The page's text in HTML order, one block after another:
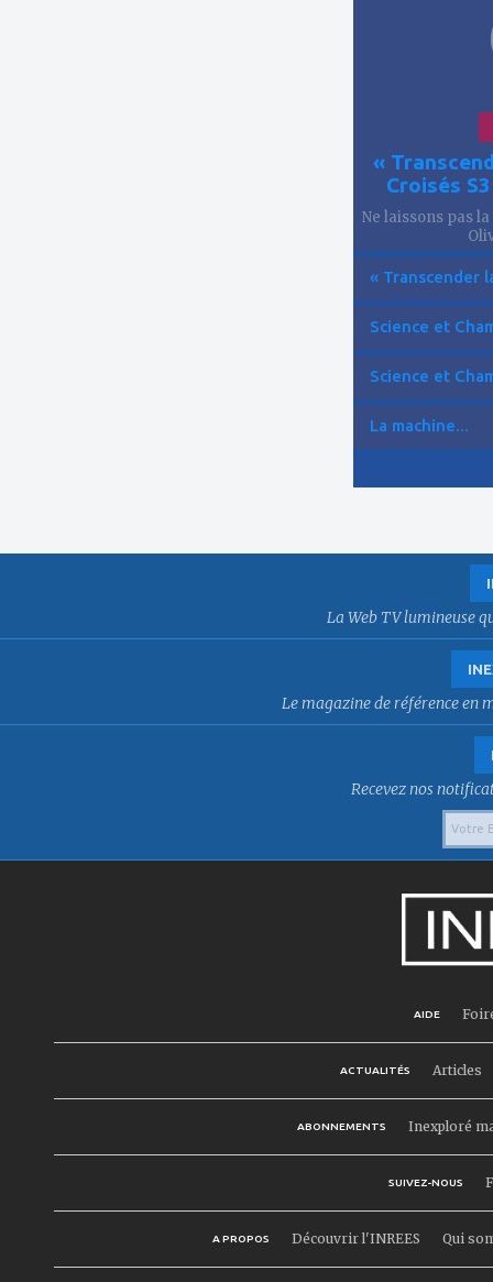
«
Croisés
Ne laissons pas
« Transcender
Science et
Science et
La machine...
La Web TV lumineuse
Le magazine de référence en
Recevez nos
AIDE
ACTUALITÉS Articles
ABONNEMENTS Inexploré
SUIVEZ-NOUS
A PROPOS Découvrir l'INREES Qui